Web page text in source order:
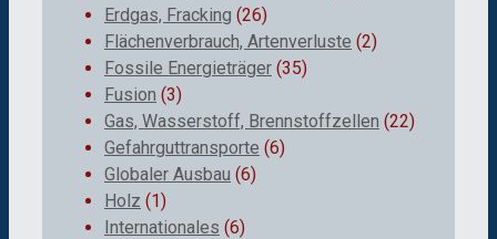
Erdgas, Fracking (26)
Flächenverbrauch, Artenverluste (2)
Fossile Energieträger (35)
Fusion (3)
Gas, Wasserstoff, Brennstoffzellen (22)
Gefahrguttransporte (6)
Globaler Ausbau (6)
Holz (1)
Internationales (6)